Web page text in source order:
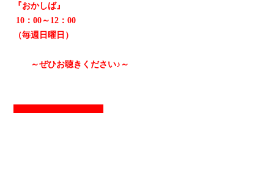
『おかしば』
10：00～12：00
（毎週日曜日）
～ぜひお聴きください♪～